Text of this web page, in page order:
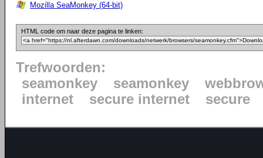
Mozilla SeaMonkey (64-bit)
HTML code om naar deze pagina te linken:
Trefwoorden:
seamonkey
seamonkey
internet
secure internet secure